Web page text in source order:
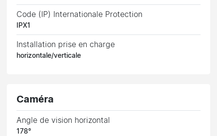
Code (IP) Internationale Protection
IPX1
Installation prise en charge
horizontale/verticale
Caméra
Angle de vision horizontal
178°